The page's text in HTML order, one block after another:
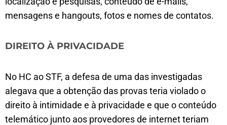
mensagens e hangouts, fotos e nomes de contatos.
DIREITO À PRIVACIDADE
No HC ao STF, a defesa de uma das investigadas
alegava que a obtenção das provas teria violado o
direito à intimidade e à privacidade e que o conteúdo
telemático junto aos provedores de internet teriam